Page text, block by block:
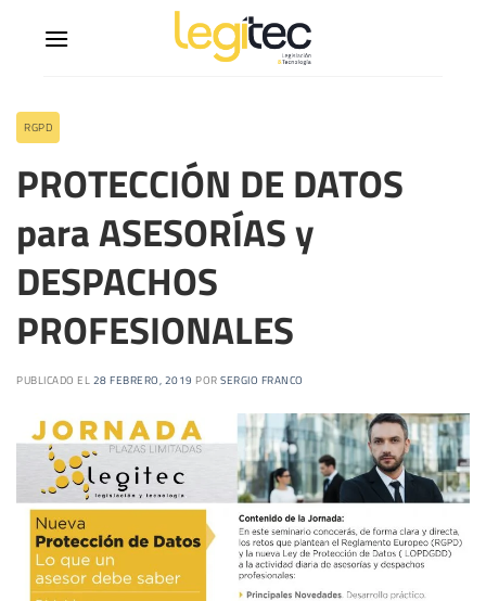
RGPD
PROTECCIÓN DE DATOS
para ASESORÍAS y
DESPACHOS
PROFESIONALES
PUBLICADO EL 28 FEBRERO, 2019 POR SERGIO FRANCO